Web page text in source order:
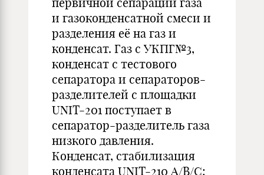
и газоконденсатной смеси и
разделения её на газ и
конденсат. Газ с УКПГ№3,
конденсат с тестового
сепаратора и сепараторов-
разделителей с площадки
UNIT-201 поступает в
сепаратор-разделитель газа
низкого давления.
Конденсат, стабилизация
конденсата UNIT-210 А/В/С;